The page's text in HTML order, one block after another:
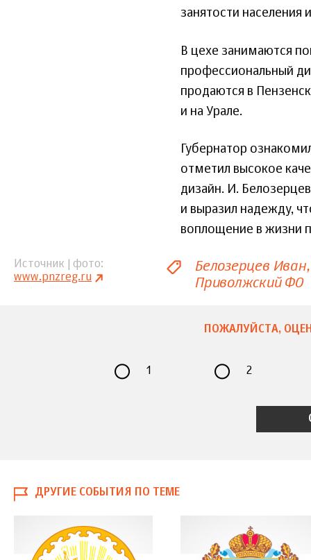
занятости
В цехе занимаются
профессиональный
продаются в
и на Урале.
Губернатор
отметил высокое
дизайн. И.
и выразил надежду,
воплощение в жизни
Источник | фото
www.pnzreg.ru
Белозерцев Иван
Приволжский ФО
ПОЖАЛУЙСТА,
1 2
ДРУГИЕ СОБЫТИЯ ПО ТЕМЕ